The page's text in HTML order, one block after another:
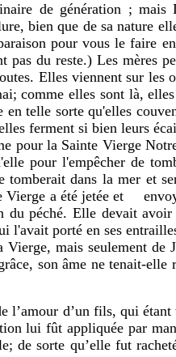
de génération ; mais
bien que de sa nature
pour vous le faire
pas du reste.) Les mères
Elles viennent sur les
comme elles sont là,
telle sorte qu'elles
ferment si bien leurs
pour la Sainte Vierge
pour l'empêcher de
dans la mer et
Vierge a été jetée et
du péché. Elle devait
l'avait porté en ses
Vierge, mais seulement
son âme ne tenait‑elle
l’amour d’un fils, qui
lui fût appliquée par
de sorte qu’elle fut